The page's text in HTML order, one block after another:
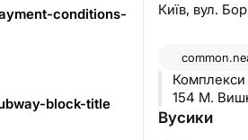
conditions-
block-title
Київ, вул.
154 М.
Вусики